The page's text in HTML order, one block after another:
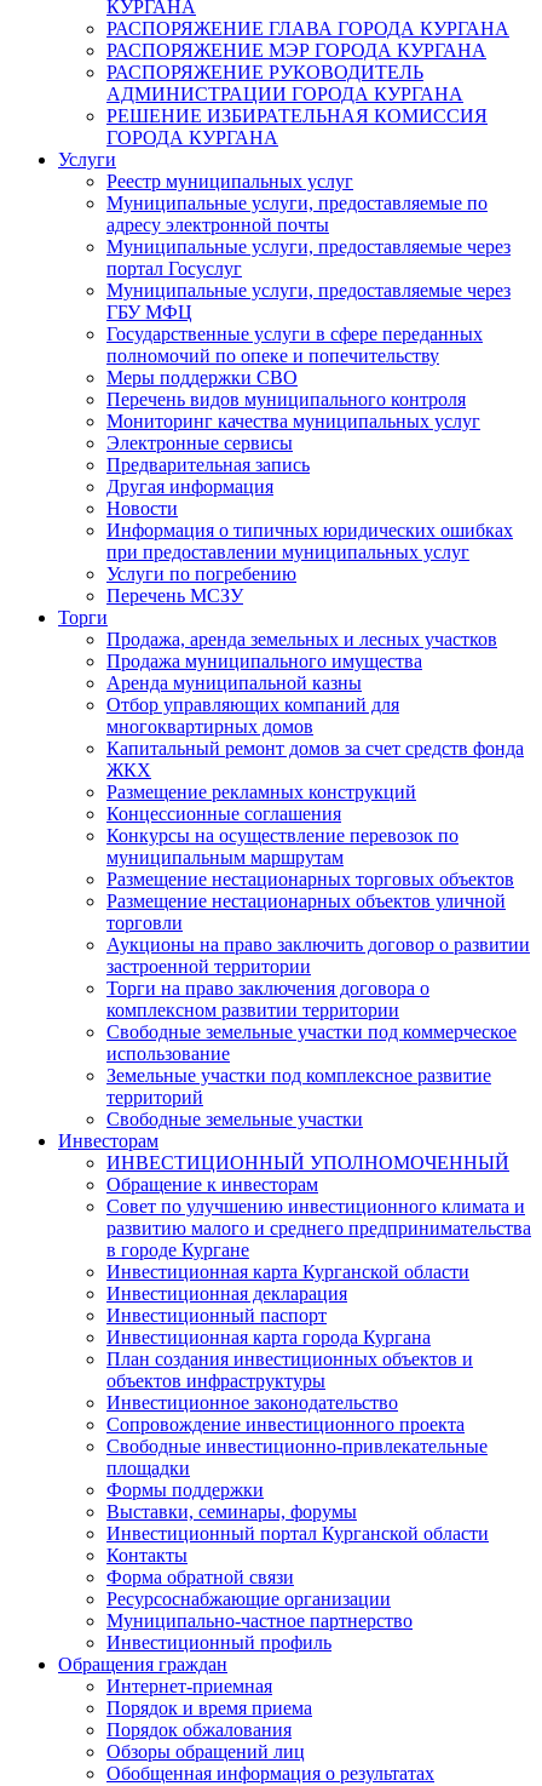
КУРГАНА
РАСПОРЯЖЕНИЕ ГЛАВА ГОРОДА КУРГАНА
РАСПОРЯЖЕНИЕ МЭР ГОРОДА КУРГАНА
РАСПОРЯЖЕНИЕ РУКОВОДИТЕЛЬ
АДМИНИСТРАЦИИ ГОРОДА КУРГАНА
РЕШЕНИЕ ИЗБИРАТЕЛЬНАЯ КОМИССИЯ
ГОРОДА КУРГАНА
Услуги
Реестр муниципальных услуг
Муниципальные услуги, предоставляемые по
адресу электронной почты
Муниципальные услуги, предоставляемые через
портал Госуслуг
Муниципальные услуги, предоставляемые через
ГБУ МФЦ
Государственные услуги в сфере переданных
полномочий по опеке и попечительству
Меры поддержки СВО
Перечень видов муниципального контроля
Мониторинг качества муниципальных услуг
Электронные сервисы
Предварительная запись
Другая информация
Новости
Информация о типичных юридических ошибках
при предоставлении муниципальных услуг
Услуги по погребению
Перечень МСЗУ
Торги
Продажа, аренда земельных и лесных участков
Продажа муниципального имущества
Аренда муниципальной казны
Отбор управляющих компаний для
многоквартирных домов
Капитальный ремонт домов за счет средств фонда
ЖКХ
Размещение рекламных конструкций
Концессионные соглашения
Конкурсы на осуществление перевозок по
муниципальным маршрутам
Размещение нестационарных торговых объектов
Размещение нестационарных объектов уличной
торговли
Аукционы на право заключить договор о развитии
застроенной территории
Торги на право заключения договора о
комплексном развитии территории
Свободные земельные участки под коммерческое
использование
Земельные участки под комплексное развитие
территорий
Свободные земельные участки
Инвесторам
ИНВЕСТИЦИОННЫЙ УПОЛНОМОЧЕННЫЙ
Обращение к инвесторам
Совет по улучшению инвестиционного климата и
развитию малого и среднего предпринимательства
в городе Кургане
Инвестиционная карта Курганской области
Инвестиционная декларация
Инвестиционный паспорт
Инвестиционная карта города Кургана
План создания инвестиционных объектов и
объектов инфраструктуры
Инвестиционное законодательство
Сопровождение инвестиционного проекта
Свободные инвестиционно-привлекательные
площадки
Формы поддержки
Выставки, семинары, форумы
Инвестиционный портал Курганской области
Контакты
Форма обратной связи
Ресурсоснабжающие организации
Муниципально-частное партнерство
Инвестиционный профиль
Обращения граждан
Интернет-приемная
Порядок и время приема
Порядок обжалования
Обзоры обращений лиц
Обобщенная информация о результатах